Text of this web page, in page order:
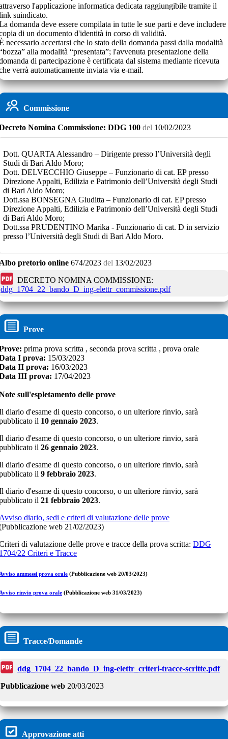
l'applicazione informatica dedicata raggiungibile tramite il
suindicato.
domanda deve essere compilata in tutte le sue parti e deve includere
di un documento d'identità in corso di validità.
necessario accertarsi che lo stato della domanda passi dalla modalità
alla modalità “presentata”; l'avvenuta presentazione della
di partecipazione è certificata dal sistema mediante ricevuta
verrà automaticamente inviata via e-mail.
Commissione
Nomina Commissione: DDG 100 del 10/02/2023
Dott. QUARTA Alessandro – Dirigente presso l’Università degli
Studi di Bari Aldo Moro;
Dott. DELVECCHIO Giuseppe – Funzionario di cat. EP presso
Direzione Appalti, Edilizia e Patrimonio dell’Università degli Studi
di Bari Aldo Moro;
Dott.ssa BONSEGNA Giuditta – Funzionario di cat. EP presso
Direzione Appalti, Edilizia e Patrimonio dell’Università degli Studi
di Bari Aldo Moro;
Dott.ssa PRUDENTINO Marika - Funzionario di cat. D in servizio
presso l’Università degli Studi di Bari Aldo Moro.
pretorio online 674/2023 del 13/02/2023
DECRETO NOMINA COMMISSIONE:
ddg_1704_22_bando_D_ing-elettr_commissione.pdf
Prove
prima prova scritta , seconda prova scritta , prova orale
I prova: 15/03/2023
II prova: 16/03/2023
III prova: 17/04/2023
sull'espletamento delle prove
diario d'esame di questo concorso, o un ulteriore rinvio, sarà
il 10 gennaio 2023.
diario d'esame di questo concorso, o un ulteriore rinvio, sarà
il 26 gennaio 2023.
diario d'esame di questo concorso, o un ulteriore rinvio, sarà
il 9 febbraio 2023.
diario d'esame di questo concorso, o un ulteriore rinvio, sarà
il 21 febbraio 2023.
diario, sedi e criteri di valutazione delle prove
web 21/02/2023)
di valutazione delle prove e tracce della prova scritta: DDG
22 Criteri e Tracce
ammessi prova orale (Pubblicazione web 20/03/2023)
rinvio prova orale (Pubblicazione web 31/03/2023)
Tracce/Domande
ddg_1704_22_bando_D_ing-elettr_criteri-tracce-scritte.pdf
Pubblicazione web 20/03/2023
Approvazione atti